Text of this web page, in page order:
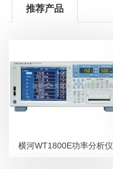
推荐产品
横河WT1800E功率分析仪